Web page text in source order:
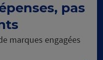
pas
marques engagées